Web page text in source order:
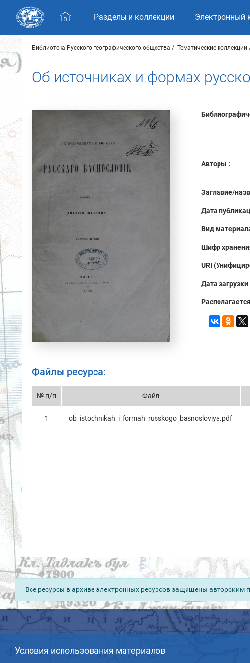
Skip navigation
Разделы и коллекции Электронный
Библиотека Русского географического общества Тематические коллекции
Об источниках и формах
Авторы :
Заглавие/
Дата
Вид
Шифр
URI
Дата загрузки
Файлы ресурса:
№ п/п Файл
1 ob_istochnikah_i_formah_russkogo_basnosloviya.pdf
Все ресурсы в архиве электронных ресурсов защищены авторским
Условия использования материалов